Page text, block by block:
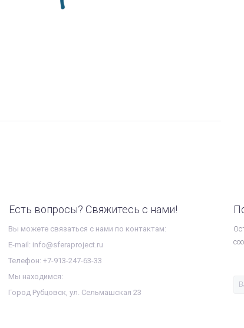
Есть вопросы? Свяжитесь с нами!
Вы можете связаться с нами по контактам:
E-mail: info@sferaproject.ru
Телефон: +7-913-247-63-33
Мы находимся:
Город Рубцовск, ул. Сельмашская 23